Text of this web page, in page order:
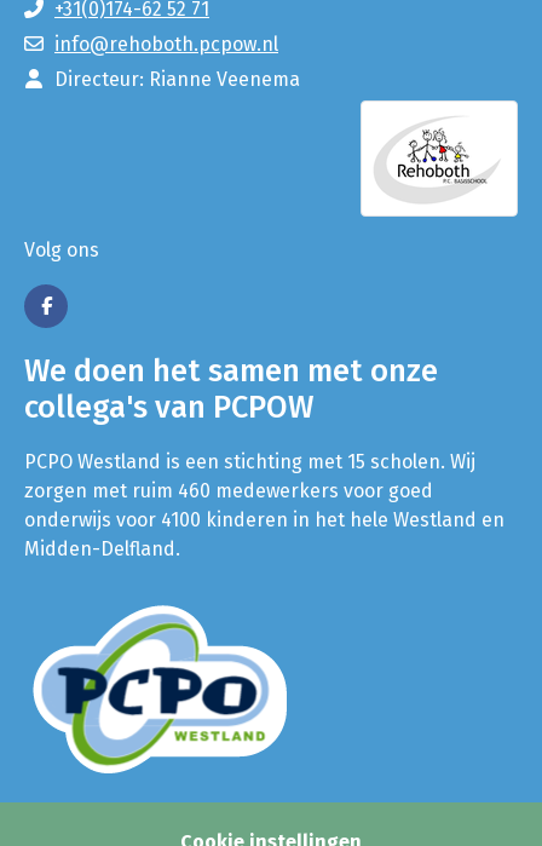
+31(0)174-62 52 71
info@rehoboth.pcpow.nl
Directeur: Rianne Veenema
Volg ons
We doen het samen met onze
collega's van PCPOW
PCPO Westland is een stichting met 15 scholen. Wij
zorgen met ruim 460 medewerkers voor goed
onderwijs voor 4100 kinderen in het hele Westland en
Midden-Delfland.